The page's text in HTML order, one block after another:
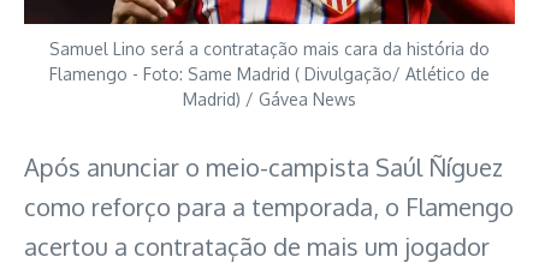
Samuel Lino será a contratação mais cara da história do
Flamengo - Foto: Same Madrid ( Divulgação/ Atlético de
Madrid) / Gávea News
Após anunciar o meio-campista Saúl Ñíguez
como reforço para a temporada, o Flamengo
acertou a contratação de mais um jogador